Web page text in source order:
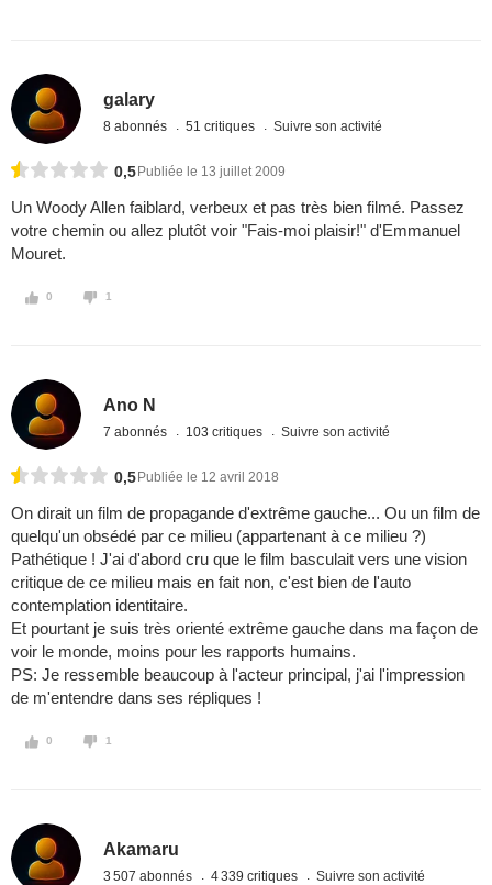
galary
8 abonnés 51 critiques Suivre son activité
0,5 Publiée le 13 juillet 2009
Un Woody Allen faiblard, verbeux et pas très bien filmé. Passez
votre chemin ou allez plutôt voir "Fais-moi plaisir!" d'Emmanuel
Mouret.
0 1
Ano N
7 abonnés 103 critiques Suivre son activité
0,5 Publiée le 12 avril 2018
On dirait un film de propagande d'extrême gauche... Ou un film de
quelqu'un obsédé par ce milieu (appartenant à ce milieu ?)
Pathétique ! J'ai d'abord cru que le film basculait vers une vision
critique de ce milieu mais en fait non, c'est bien de l'auto
contemplation identitaire.
Et pourtant je suis très orienté extrême gauche dans ma façon de
voir le monde, moins pour les rapports humains.
PS: Je ressemble beaucoup à l'acteur principal, j'ai l'impression
de m'entendre dans ses répliques !
0 1
Akamaru
3 507 abonnés 4 339 critiques Suivre son activité